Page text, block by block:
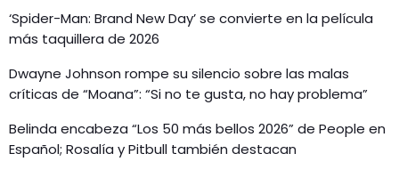
‘Spider-Man: Brand New Day’ se convierte en la película
más taquillera de 2026
Dwayne Johnson rompe su silencio sobre las malas
críticas de “Moana”: “Si no te gusta, no hay problema”
Belinda encabeza “Los 50 más bellos 2026” de People en
Español; Rosalía y Pitbull también destacan